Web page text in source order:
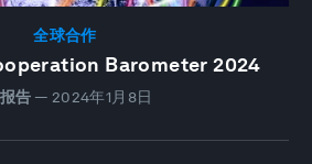
全球合作
Barometer 2024
报告 — 2024年1月8日